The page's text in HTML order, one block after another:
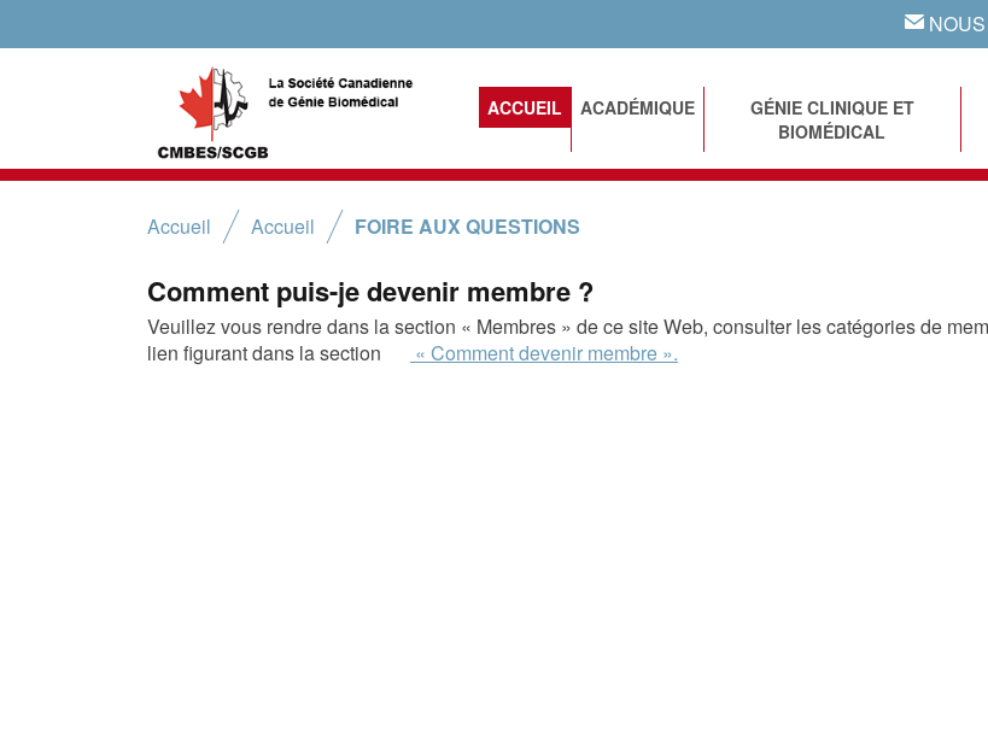
EMAIL
ACCUEIL ACADÉMIQUE
GÉNIE CLINIQUE ET
BIOMÉDICAL
Accueil Accueil FOIRE AUX QUESTIONS
Comment puis-je devenir membre ?
Veuillez vous rendre dans la section « Membres » de ce site Web, consulter les catégories de
lien figurant dans la section
« Comment devenir membre ».